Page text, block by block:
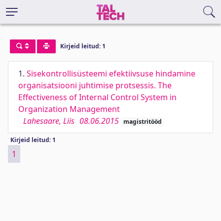
Kirjeid leitud: 1
1. Sisekontrollisüsteemi efektiivsuse hindamine
organisatsiooni juhtimise protsessis. The
Effectiveness of Internal Control System in
Organization Management
Lahesaare, Liis 08.06.2015 magistritööd
Kirjeid leitud: 1
1